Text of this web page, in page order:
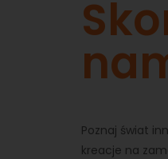
Poznaj świat
kreacje na